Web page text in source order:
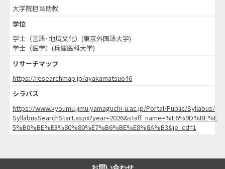
大学院担当助教
学位
学士（言語･地域文化）(東京外国語大学)
学士（医学）(兵庫医科大学)
リサーチマップ
https://researchmap.jp/ayakamatsuo46
シラバス
https://www.kyoumu.jimu.yamaguchi-u.ac.jp/Portal/Public/Syllabus/
SyllabusSearchStart.aspx?year=2026&staff_name=%E6%9D%BE%E
5%B0%BE%E3%80%80%E7%B6%BE%E8%8A%B3&je_cd=1